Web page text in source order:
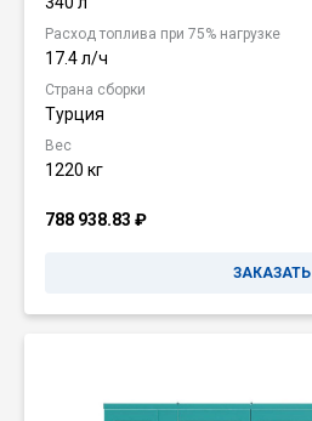
Расход топлива при 75% нагрузке
17.4 л/ч
Страна сборки
Турция
Вес
1220 кг
788 938.83 ₽
ЗАКАЗАТЬ